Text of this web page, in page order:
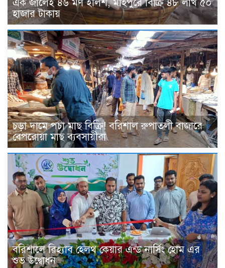
এক জালেই ৪৬ মণ ইলিশ, মহিপুরে বিক্রি ৪৮ লাখ ৫০
হাজার টাকায়
চড়া দামে পচা মাছ বিক্রি! বরিশাল রুপাতলী বাজারে
বেপরোয়া মাছ ব্যবসায়ীরা
বরিশালে রিহ্যাব হেলথ কেয়ার এন্ড নার্সিং হোম এর
শুভ উদ্বোধন